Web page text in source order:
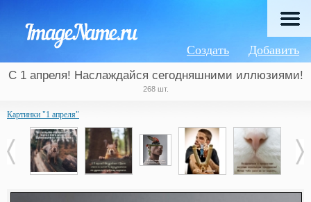
Добавить
Создать
С 1 апреля! Наслаждайся сегодняшними иллюзиями!
268 шт.
Картинки "1 апреля"